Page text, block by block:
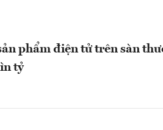
phẩm điện tử trên sàn
tỷ